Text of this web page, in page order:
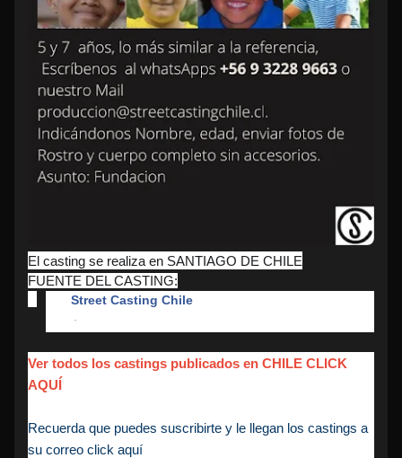
El casting se realiza en SANTIAGO DE CHILE
FUENTE DEL CASTING:
Street Casting Chile
·
Ver todos los castings publicados en CHILE CLICK
AQUÍ
Recuerda que puedes suscribirte y le llegan los castings a
su correo click aquí